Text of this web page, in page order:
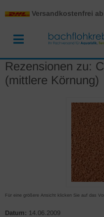
Versandkostenfrei
Rezensionen zu:
(mittlere Körnung)
Für eine größere Ansicht klicken Sie auf das
Datum: 14.06.2009